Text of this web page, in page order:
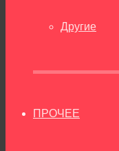
Другие
ПРОЧЕЕ